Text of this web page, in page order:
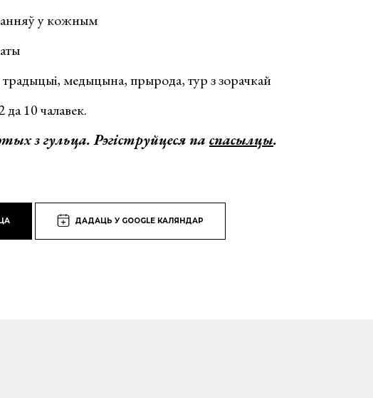
у кожным
медыцына, прырода, тур з зорачкай
10 чалавек.
з гульца. Рэгіструйцеся па спасылцы.
ДАДАЦЬ У GOOGLE КАЛЯНДАР